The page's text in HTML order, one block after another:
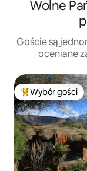
Wolne
Goście są
oceniane
Wybór gości